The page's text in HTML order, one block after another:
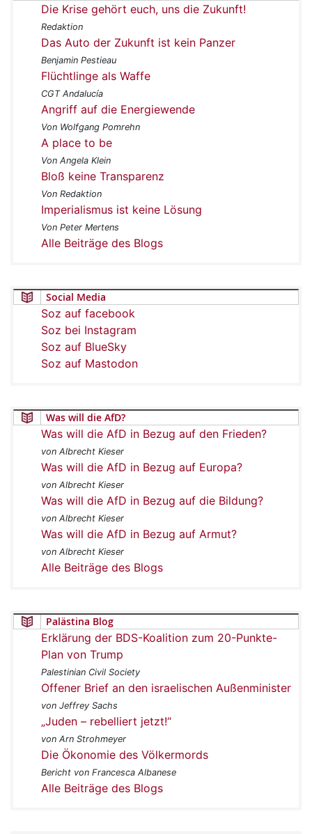
Die Krise gehört euch, uns die Zukunft!
Redaktion
Das Auto der Zukunft ist kein Panzer
Benjamin Pestieau
Flüchtlinge als Waffe
CGT Andalucía
Angriff auf die Energiewende
Von Wolfgang Pomrehn
A place to be
Von Angela Klein
Bloß keine Transparenz
Von Redaktion
Imperialismus ist keine Lösung
Von Peter Mertens
Alle Beiträge des Blogs
Social Media
Soz auf facebook
Soz bei Instagram
Soz auf BlueSky
Soz auf Mastodon
Was will die AfD?
Was will die AfD in Bezug auf den Frieden?
von Albrecht Kieser
Was will die AfD in Bezug auf Europa?
von Albrecht Kieser
Was will die AfD in Bezug auf die Bildung?
von Albrecht Kieser
Was will die AfD in Bezug auf Armut?
von Albrecht Kieser
Alle Beiträge des Blogs
Palästina Blog
Erklärung der BDS-Koalition zum 20-Punkte-
Plan von Trump
Palestinian Civil Society
Offener Brief an den israelischen Außenminister
von Jeffrey Sachs
„Juden – rebelliert jetzt!“
von Arn Strohmeyer
Die Ökonomie des Völkermords
Bericht von Francesca Albanese
Alle Beiträge des Blogs